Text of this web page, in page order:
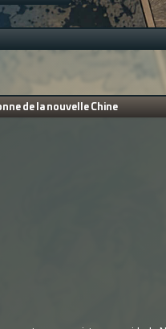
de la nouvelle Chine